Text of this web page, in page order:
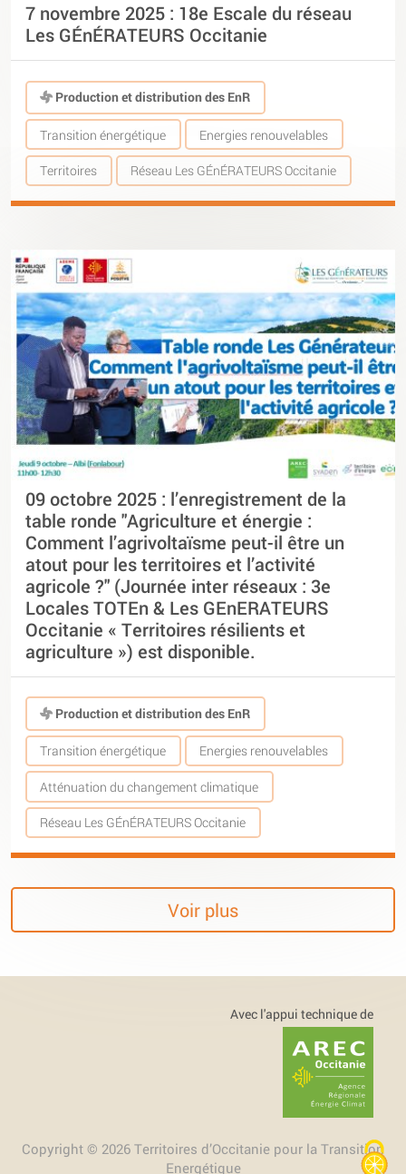
7 novembre 2025 : 18e Escale du réseau
Les GÉnÉRATEURS Occitanie
Production et distribution des EnR
Transition énergétique Energies renouvelables
Territoires Réseau Les GÉnÉRATEURS Occitanie
09 octobre 2025 : l’enregistrement de la
table ronde "Agriculture et énergie :
Comment l’agrivoltaïsme peut-il être un
atout pour les territoires et l’activité
agricole ?" (Journée inter réseaux : 3e
Locales TOTEn & Les GEnERATEURS
Occitanie « Territoires résilients et
agriculture ») est disponible.
Production et distribution des EnR
Transition énergétique Energies renouvelables
Atténuation du changement climatique
Réseau Les GÉnÉRATEURS Occitanie
Voir plus
Avec l'appui technique de
Copyright © 2026 Territoires d’Occitanie pour la Transition
Energétique